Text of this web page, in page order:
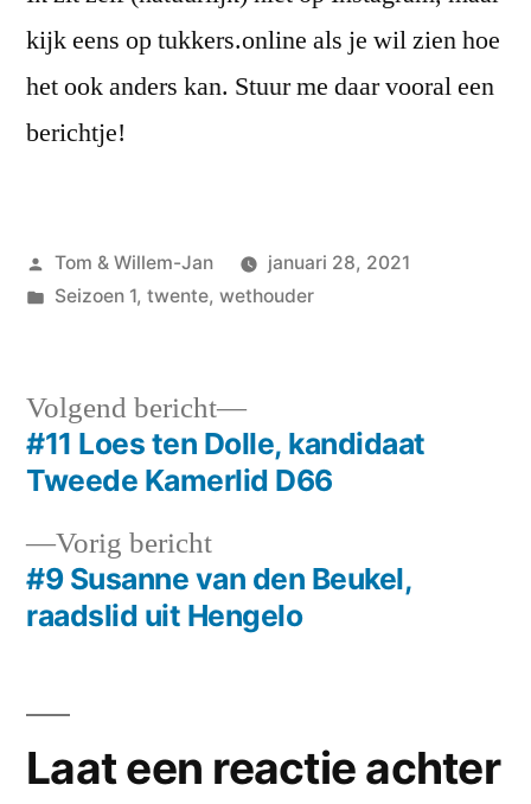
kijk eens op tukkers.online als je wil zien hoe
het ook anders kan. Stuur me daar vooral een
berichtje!
Geplaatst
door
Tom & Willem-Jan
januari 28, 2021
Geplaatst
Seizoen 1, twente, wethouder
Bericht
navigatie
Vorig berichtVorig
bericht:
#9 Susanne van den Beukel,
raadslid uit Hengelo
Volgend bericht
Volgend
bericht:
#11 Loes ten Dolle, kandidaat
Tweede Kamerlid D66
Laat een reactie achter